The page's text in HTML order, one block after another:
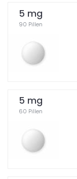
5 mg
90 Pillen
5 mg
60 Pillen